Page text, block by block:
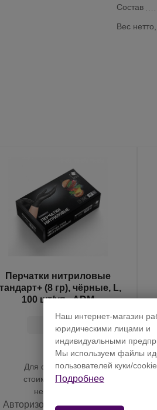
Состав
Вес нетто,
Перчатки нитриловые
(8 гр), чёрные, L,
100 шт/уп., ADM
Для отображения
стоимости товара
необходимо
Авторизоваться на сайте
Наш интернет-магазин
юридическими лицами и
индивидуальными
Мы используем файлы
пользователей куки/cookie.
Подробнее